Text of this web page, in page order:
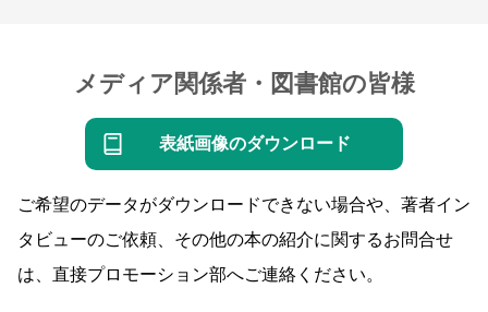
メディア関係者・図書館の皆様
表紙画像のダウンロード
ご希望のデータがダウンロードできない場合や、著者イン
タビューのご依頼、その他の本の紹介に関するお問合せ
は、直接プロモーション部へご連絡ください。